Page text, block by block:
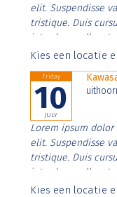
elit. Suspendisse
tristique. Duis
interdum nulla, ut
Aenean faucibus
Kies een locatie
Friday
10
JULY
Lorem ipsum
elit. Suspendisse
tristique. Duis
interdum nulla, ut
Aenean faucibus
Kies een locatie